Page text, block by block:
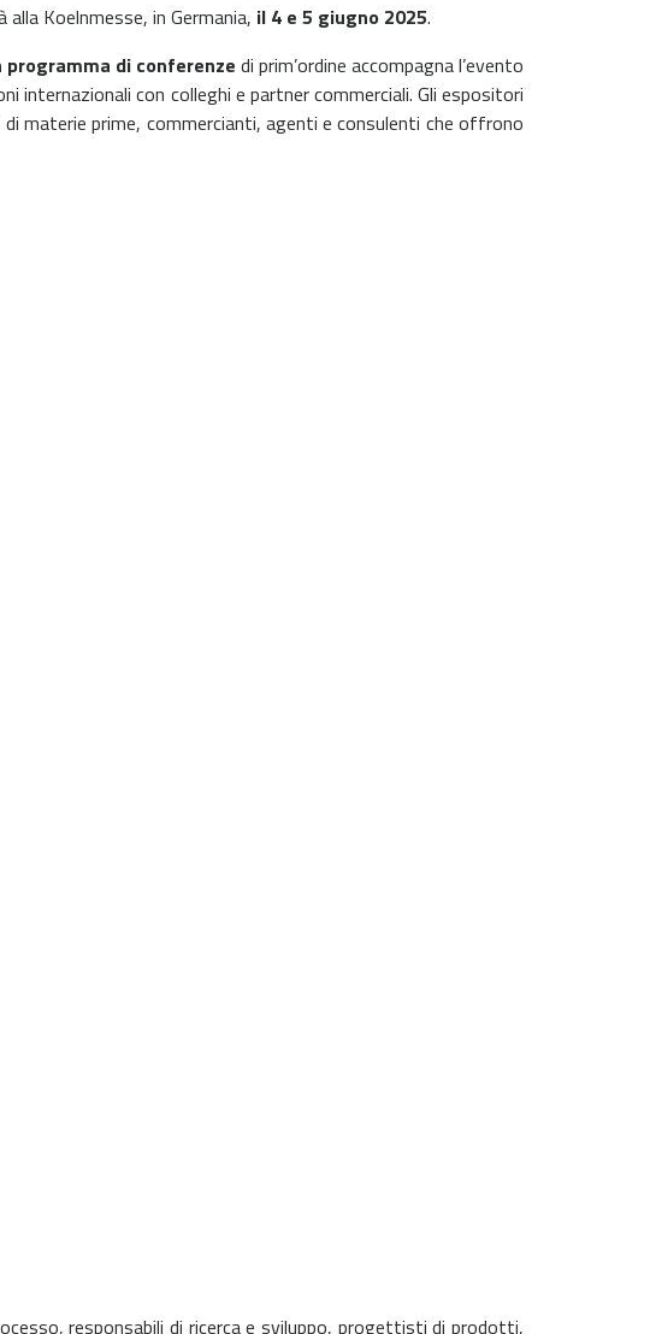
alla Koelnmesse, in Germania, il 4 e 5 giugno 2025.
programma di conferenze di prim’ordine accompagna l’evento
con colleghi e partner commerciali. Gli espositori
prime, commercianti, agenti e consulenti che offrono
responsabili di ricerca e sviluppo, progettisti di prodotti,